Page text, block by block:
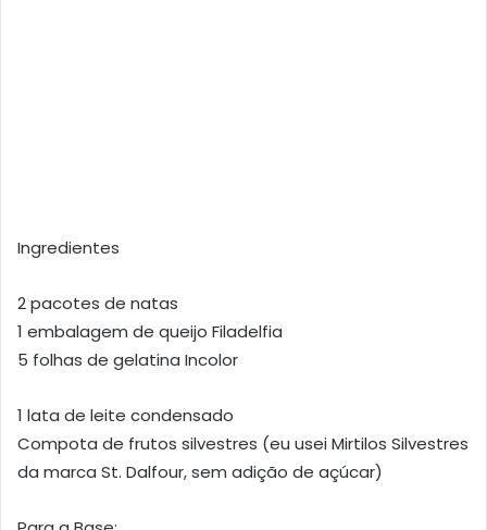
Ingredientes
2 pacotes de natas
1 embalagem de queijo Filadelfia
5 folhas de gelatina Incolor
1 lata de leite condensado
Compota de frutos silvestres (eu usei Mirtilos Silvestres
da marca St. Dalfour, sem adição de açúcar)